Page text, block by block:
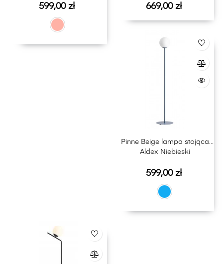
Cena
599,00 zł
Złoty
Cena
669,00 zł
Pinne Beige lampa stojąca
Aldex Niebieski
Cena
599,00 zł